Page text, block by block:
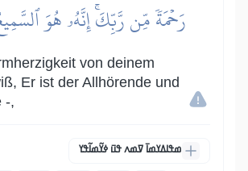
رَحۡمَةٗ مِّن رَّبِّكَۚ إِنَّهُۥ هُوَ
von deinem
Er ist der Allhörende und
-,
ߘߟߊߡߌߘߊ߫ ߜߘߍ ߟߎ߫ ߦߌ߬ߘߊ߬ߟߌ